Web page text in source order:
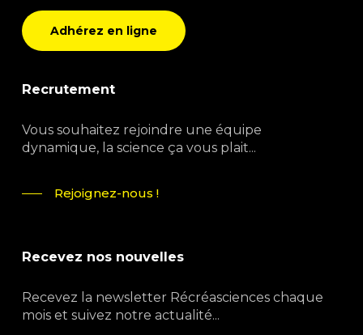
Adhérez en ligne
Recrutement
Vous souhaitez rejoindre une équipe
dynamique, la science ça vous plait...
Rejoignez-nous !
Recevez nos nouvelles
Recevez la newsletter Récréasciences chaque
mois et suivez notre actualité...